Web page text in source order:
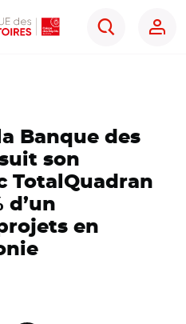
Rechercher
Banque des
son
TotalQuadran
d’un
en